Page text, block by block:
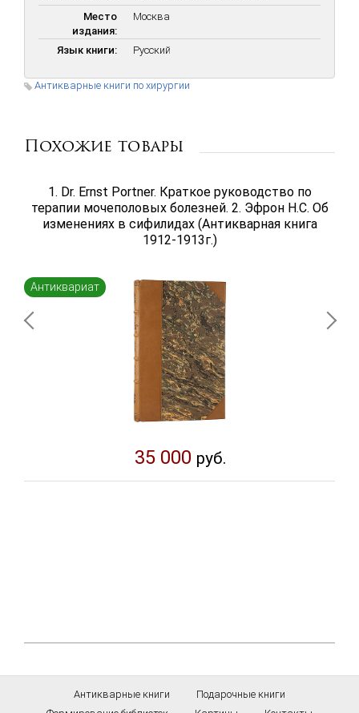
Место
издания:
Москва
Язык книги: Русский
Антикварные книги по хирургии
Похожие товары
1. Dr. Ernst Portner. Краткое руководство по
терапии мочеполовых болезней. 2. Эфрон Н.С. Об
изменениях в сифилидах (Антикварная книга
1912-1913г.)
Антиквариат
35 000 руб.
Антикварные книги
Подарочные книги